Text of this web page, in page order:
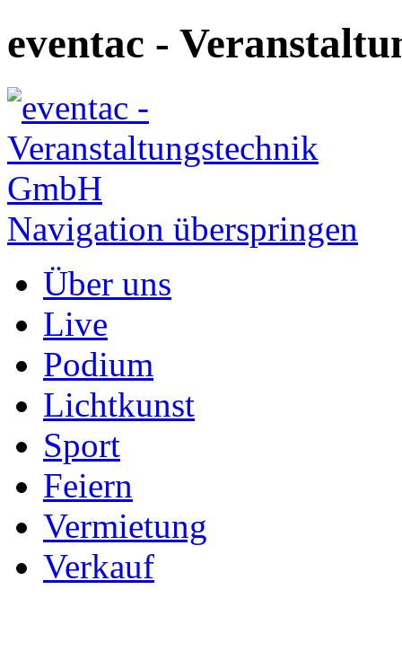
eventac -
Navigation überspringen
Über uns
Live
Podium
Lichtkunst
Sport
Feiern
Vermietung
Verkauf